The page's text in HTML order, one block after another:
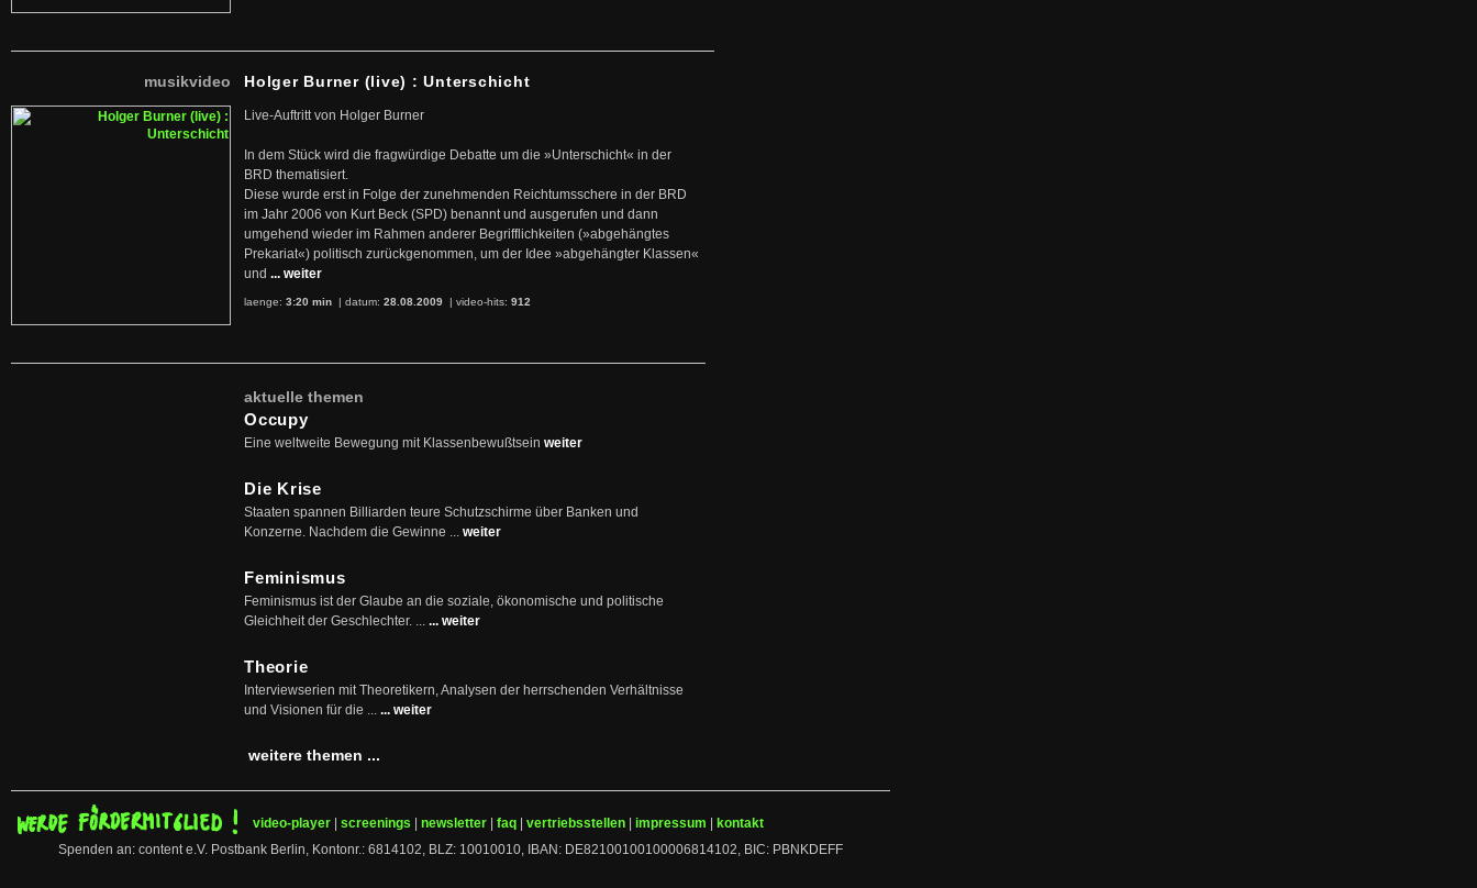
musikvideo Holger Burner (live) : Unterschicht
Live-Auftritt von Holger Burner
In dem Stück wird die fragwürdige Debatte um die »Unterschicht« in der
BRD thematisiert.
Diese wurde erst in Folge der zunehmenden Reichtumsschere in der BRD
im Jahr 2006 von Kurt Beck (SPD) benannt und ausgerufen und dann
umgehend wieder im Rahmen anderer Begrifflichkeiten (»abgehängtes
Prekariat«) politisch zurückgenommen, um der Idee »abgehängter Klassen«
und ... weiter
laenge: 3:20 min | datum: 28.08.2009 | video-hits: 912
aktuelle themen
Occupy
Eine weltweite Bewegung mit Klassenbewußtsein weiter
Die Krise
Staaten spannen Billiarden teure Schutzschirme über Banken und
Konzerne. Nachdem die Gewinne ... weiter
Feminismus
Feminismus ist der Glaube an die soziale, ökonomische und politische
Gleichheit der Geschlechter. ... ... weiter
Theorie
Interviewserien mit Theoretikern, Analysen der herrschenden Verhältnisse
und Visionen für die ... ... weiter
weitere themen ...
video-player screenings newsletter faq vertriebsstellen impressum
kontakt
Spenden an: content e.V. Postbank Berlin, Kontonr.: 6814102, BLZ: 10010010, IBAN: DE82100100100006814102, BIC: PBNKDEFF